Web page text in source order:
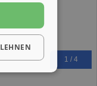
1 / 4